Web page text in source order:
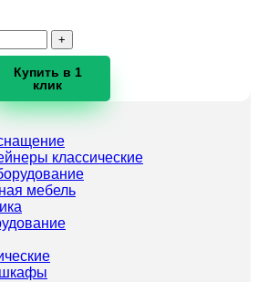
Купить в 1
клик
классические
мебель
шкафы